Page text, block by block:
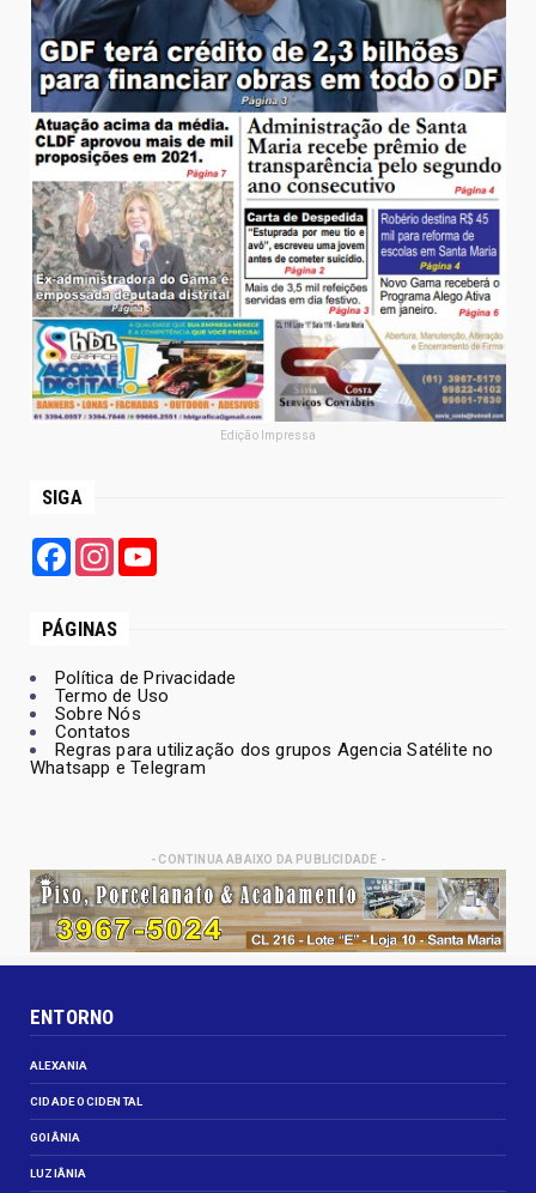
Edição Impressa
SIGA
FacebookInstagram
PÁGINAS
Política de Privacidade
Termo de Uso
Sobre Nós
Contatos
Regras para utilização dos grupos Agencia Satélite no
Whatsapp e Telegram
- CONTINUA ABAIXO DA PUBLICIDADE -
ENTORNO
ALEXANIA
CIDADE OCIDENTAL
GOIÂNIA
LUZIÂNIA